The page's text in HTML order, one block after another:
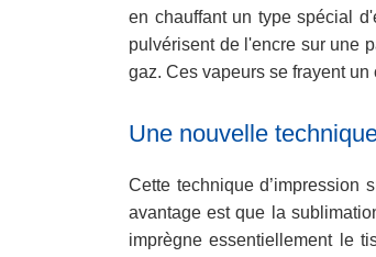
en chauffant un type spécial
pulvérisent de l'encre sur une
gaz. Ces vapeurs se frayent
Une nouvelle
Cette technique d’impression
avantage est que la
imprègne essentiellement le